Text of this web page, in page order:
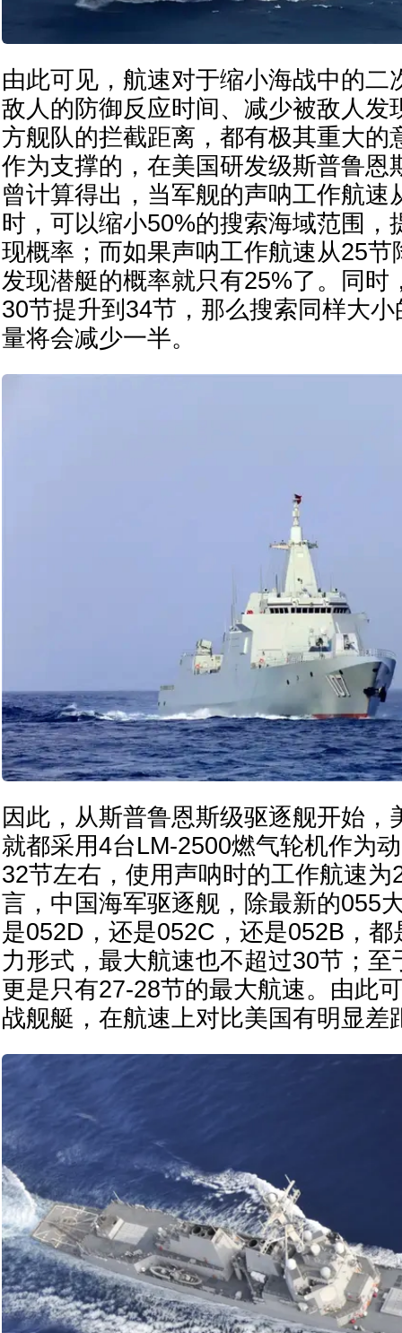
由此可见，航速对于缩小海战中的二
敌人的防御反应时间、减少被敌人发
方舰队的拦截距离，都有极其重大的
作为支撑的，在美国研发级斯普鲁恩
曾计算得出，当军舰的声呐工作航速
时，可以缩小50%的搜索海域范围，
现概率；而如果声呐工作航速从25节
发现潜艇的概率就只有25%了。同时
30节提升到34节，那么搜索同样大
量将会减少一半。
因此，从斯普鲁恩斯级驱逐舰开始，
就都采用4台LM-2500燃气轮机作为
32节左右，使用声呐时的工作航速为
言，中国海军驱逐舰，除最新的055
是052D，还是052C，还是052B，
力形式，最大航速也不超过30节；
更是只有27-28节的最大航速。由此
战舰艇，在航速上对比美国有明显差